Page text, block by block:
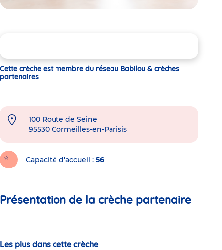
Cette crèche est membre du réseau Babilou & crèches
partenaires
100 Route de Seine
95530 Cormeilles-en-Parisis
Capacité d'accueil 56
Présentation de la crèche partenaire
Les plus dans cette crèche